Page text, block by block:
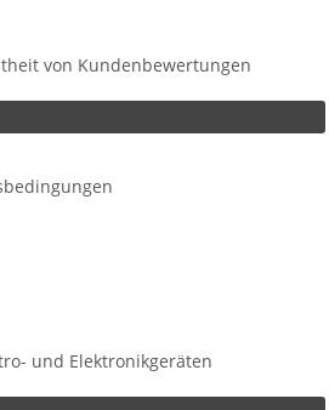
von Kundenbewertungen
und Elektronikgeräten